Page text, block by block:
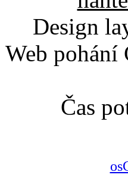
Design
Web
Čas